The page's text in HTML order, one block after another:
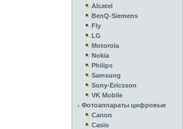
Alcatel
BenQ-Siemens
Fly
LG
Motorola
Nokia
Philips
Samsung
Sony-Ericsson
VK Mobile
Фотоаппараты цифровые
Canon
Casio